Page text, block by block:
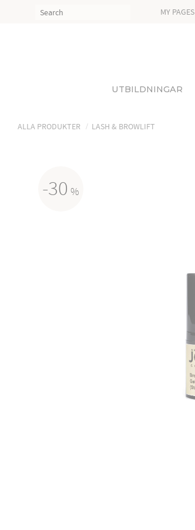
MY PAGES
UTBILDNINGAR
ALLA PRODUKTER LASH & BROWLIFT
30 %